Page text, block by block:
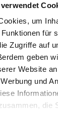
um
für
Zugriffe auf
geben
Website
und
die